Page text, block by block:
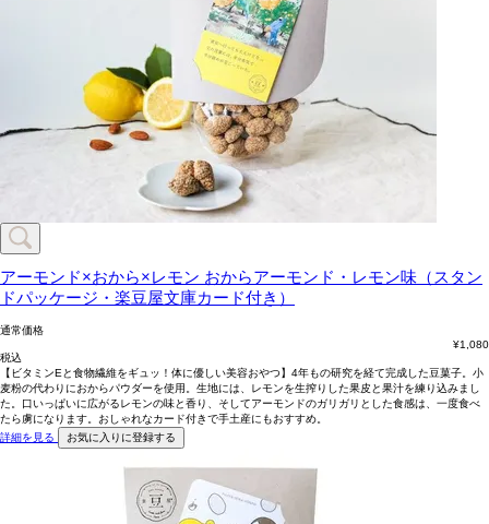
アーモンド×おから×レモン おからアーモンド・レモン味（スタン
ドパッケージ・楽豆屋文庫カード付き）
通常価格
¥1,080
税込
【ビタミンEと食物繊維をギュッ！体に優しい美容おやつ】4年もの研究を経て完成した豆菓子。小
麦粉の代わりにおからパウダーを使用。生地には、レモンを生搾りした果皮と果汁を練り込みまし
た。口いっぱいに広がるレモンの味と香り、そしてアーモンドのガリガリとした食感は、一度食べ
たら虜になります。おしゃれなカード付きで手土産にもおすすめ。
詳細を見る
お気に入りに登録する